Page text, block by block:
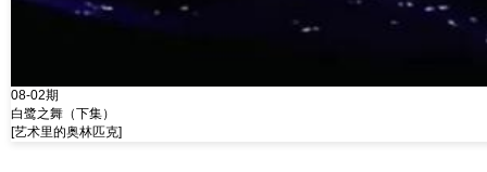
08-02期
白鹭之舞（下集）
[艺术里的奥林匹克]